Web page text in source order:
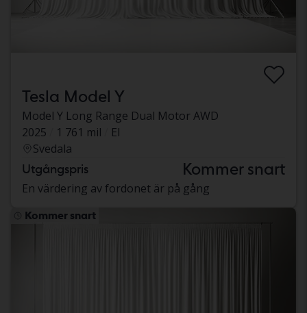
Tesla Model Y
Model Y Long Range Dual Motor AWD
2025
1 761 mil
El
Svedala
Utgångspris Kommer snart
En värdering av fordonet är på gång
Kommer snart